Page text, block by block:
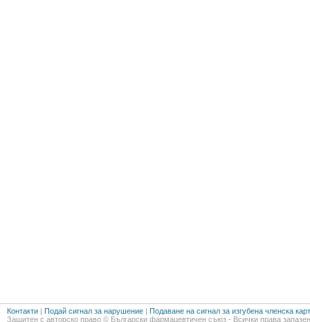
Контакти | Подай сигнал за нарушение | Подаване на сигнал за изгубена членска
Защитен с авторско право © Български фармацевтичен съюз - Всички права